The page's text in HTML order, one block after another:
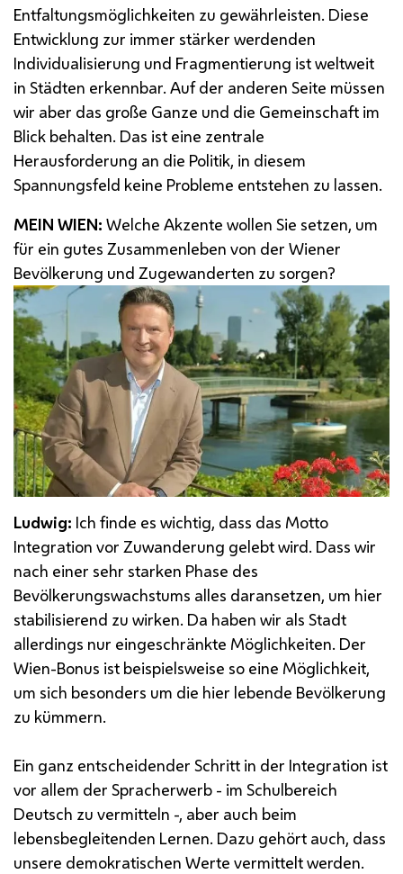
Entfaltungsmöglichkeiten zu gewährleisten. Diese
Entwicklung zur immer stärker werdenden
Individualisierung und Fragmentierung ist weltweit
in Städten erkennbar. Auf der anderen Seite müssen
wir aber das große Ganze und die Gemeinschaft im
Blick behalten. Das ist eine zentrale
Herausforderung an die Politik, in diesem
Spannungsfeld keine Probleme entstehen zu lassen.
MEIN WIEN: Welche Akzente wollen Sie setzen, um
für ein gutes Zusammenleben von der Wiener
Bevölkerung und Zugewanderten zu sorgen?
Ludwig: Ich finde es wichtig, dass das Motto
Integration vor Zuwanderung gelebt wird. Dass wir
nach einer sehr starken Phase des
Bevölkerungswachstums alles daransetzen, um hier
stabilisierend zu wirken. Da haben wir als Stadt
allerdings nur eingeschränkte Möglichkeiten. Der
Wien-Bonus ist beispielsweise so eine Möglichkeit,
um sich besonders um die hier lebende Bevölkerung
zu kümmern.
Ein ganz entscheidender Schritt in der Integration ist
vor allem der Spracherwerb - im Schulbereich
Deutsch zu vermitteln -, aber auch beim
lebensbegleitenden Lernen. Dazu gehört auch, dass
unsere demokratischen Werte vermittelt werden.